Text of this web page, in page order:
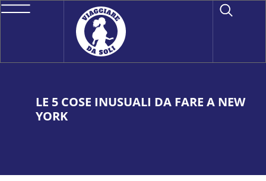
LE 5 COSE INUSUALI DA FARE A NEW
YORK